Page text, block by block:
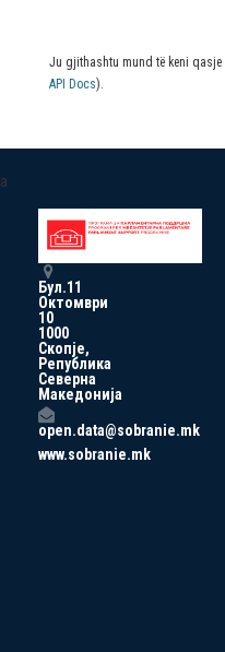
Ju gjithashtu mund të keni
API Docs).
a
Бул.11
Октомври
10
1000
Скопје,
Република
Северна
Македонија
open.data@sobranie.mk
www.sobranie.mk